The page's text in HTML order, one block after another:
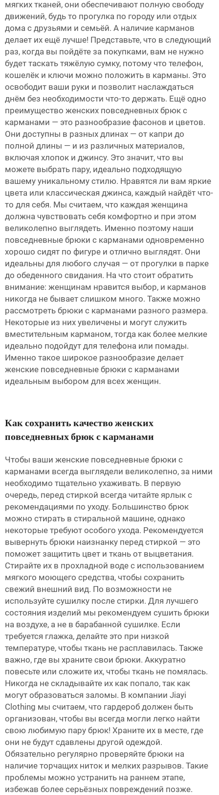
мягких тканей, они обеспечивают полную свободу
движений, будь то прогулка по городу или отдых
дома с друзьями и семьёй. А наличие карманов
делает их ещё лучше! Представьте, что в следующий
раз, когда вы пойдёте за покупками, вам не нужно
будет таскать тяжёлую сумку, потому что телефон,
кошелёк и ключи можно положить в карманы. Это
освободит ваши руки и позволит наслаждаться
днём без необходимости что-то держать. Ещё одно
преимущество женских повседневных брюк с
карманами — это разнообразие фасонов и цветов.
Они доступны в разных длинах — от капри до
полной длины — и из различных материалов,
включая хлопок и джинсу. Это значит, что вы
можете выбрать пару, идеально подходящую
вашему уникальному стилю. Нравятся ли вам яркие
цвета или классическая джинса, каждый найдёт что-
то для себя. Мы считаем, что каждая женщина
должна чувствовать себя комфортно и при этом
великолепно выглядеть. Именно поэтому наши
повседневные брюки с карманами одновременно
хорошо сидят по фигуре и отлично выглядят. Они
идеальны для любого случая — от прогулки в парке
до обеденного свидания. На что стоит обратить
внимание: женщинам нравится выбор, и карманов
никогда не бывает слишком много. Также можно
рассмотреть брюки с карманами разного размера.
Некоторые из них увеличены и могут служить
вместительным карманом, тогда как более мелкие
идеально подойдут для телефона или помады.
Именно такое широкое разнообразие делает
женские повседневные брюки с карманами
идеальным выбором для всех женщин.
Как сохранить качество женских
повседневных брюк с карманами
Чтобы ваши женские повседневные брюки с
карманами всегда выглядели великолепно, за ними
необходимо тщательно ухаживать. В первую
очередь, перед стиркой всегда читайте ярлык с
рекомендациями по уходу. Большинство брюк
можно стирать в стиральной машине, однако
некоторые требуют особого ухода. Рекомендуется
вывернуть брюки наизнанку перед стиркой — это
поможет защитить цвет и ткань от выцветания.
Стирайте их в прохладной воде с использованием
мягкого моющего средства, чтобы сохранить
свежий внешний вид. По возможности не
используйте сушилку после стирки. Для лучшего
состояния изделий мы рекомендуем сушить брюки
на воздухе, а не в барабанной сушилке. Если
требуется глажка, делайте это при низкой
температуре, чтобы ткань не расплавилась. Также
важно, где вы храните свои брюки. Аккуратно
повесьте или сложите их, чтобы ткань не помялась.
Никогда не складывайте их как попало, так как
могут образоваться заломы. В компании Jiayi
Clothing мы считаем, что гардероб должен быть
организован, чтобы вы всегда могли легко найти
свою любимую пару брюк! Храните их в месте, где
они не будут сдавлены другой одеждой.
Обязательно регулярно проверяйте брюки на
наличие торчащих ниток и мелких разрывов. Такие
проблемы можно устранить на раннем этапе,
избежав более серьёзных повреждений позже.